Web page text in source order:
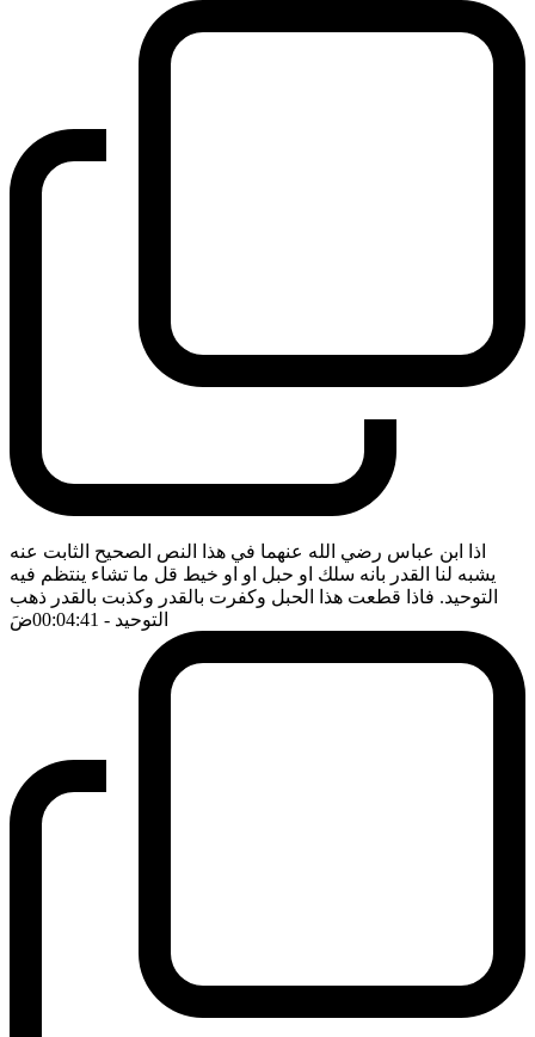
اذا ابن عباس رضي الله عنهما في هذا النص الصحيح الثابت عنه
يشبه لنا القدر بانه سلك او حبل او او خيط قل ما تشاء ينتظم فيه
التوحيد. فاذا قطعت هذا الحبل وكفرت بالقدر وكذبت بالقدر ذهب
التوحيد - 00:04:41 ضَ